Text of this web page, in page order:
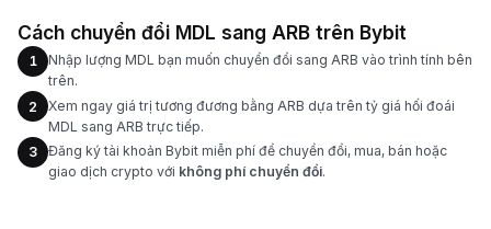
Cách chuyển đổi MDL sang ARB trên Bybit
1
Nhập lượng MDL bạn muốn chuyển đổi sang ARB vào trình tính bên
trên.
2
Xem ngay giá trị tương đương bằng ARB dựa trên tỷ giá hối đoái
MDL sang ARB trực tiếp.
3
Đăng ký tài khoản Bybit miễn phí để chuyển đổi, mua, bán hoặc
giao dịch crypto với không phí chuyển đổi.